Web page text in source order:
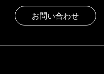
お問い合わせ